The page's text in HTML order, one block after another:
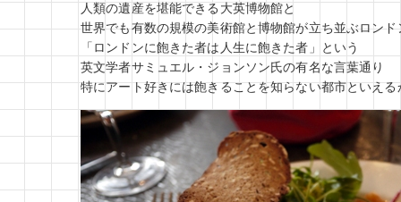
人類の遺産を堪能できる大英博物館と
世界でも有数の規模の美術館と博物館が立ち並ぶロンド
「ロンドンに飽きた者は人生に飽きた者」という
英文学者サミュエル・ジョンソン氏の有名な言葉通り
特にアート好きには飽きることを知らない都市といえ